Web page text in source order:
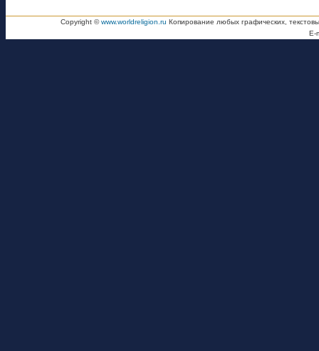
Copyright ©www.worldreligion.ru Копирование любых графических,
E-